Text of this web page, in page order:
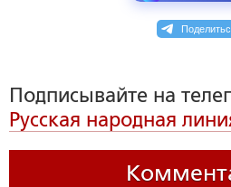
Подписывайте на
Русская народная